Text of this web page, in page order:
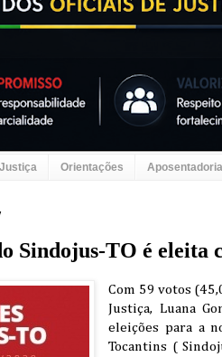
Orientações
Sindojus-TO é eleita
Com 59 votos
Justiça, Luana
eleições para a
Tocantins (